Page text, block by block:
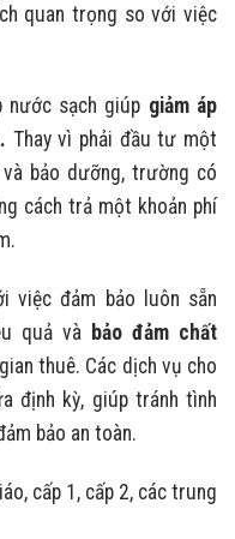
quan trọng so với việc
nước sạch giúp giảm áp
Thay vì phải đầu tư một
bảo dưỡng, trường có
cách trả một khoản phí
việc đảm bảo luôn sẵn
quả và bảo đảm chất
thuê. Các dịch vụ cho
định kỳ, giúp tránh tình
bảo an toàn.
cấp 1, cấp 2, các trung